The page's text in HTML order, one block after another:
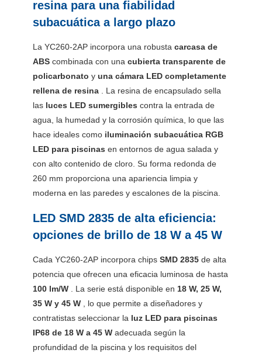
resina para una fiabilidad
subacuática a largo plazo
La YC260-2AP incorpora una robusta carcasa de
ABS combinada con una cubierta transparente de
policarbonato y una cámara LED completamente
rellena de resina . La resina de encapsulado sella
las luces LED sumergibles contra la entrada de
agua, la humedad y la corrosión química, lo que las
hace ideales como iluminación subacuática RGB
LED para piscinas en entornos de agua salada y
con alto contenido de cloro. Su forma redonda de
260 mm proporciona una apariencia limpia y
moderna en las paredes y escalones de la piscina.
LED SMD 2835 de alta eficiencia:
opciones de brillo de 18 W a 45 W
Cada YC260-2AP incorpora chips SMD 2835 de alta
potencia que ofrecen una eficacia luminosa de hasta
100 lm/W . La serie está disponible en 18 W, 25 W,
35 W y 45 W , lo que permite a diseñadores y
contratistas seleccionar la luz LED para piscinas
IP68 de 18 W a 45 W adecuada según la
profundidad de la piscina y los requisitos del